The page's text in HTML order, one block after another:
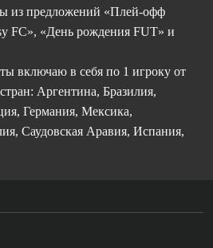
из предложений «Плей-офф
FC», «День рождения FUT» и
включаю в себя по 1 игроку от
Аргентина, Бразилия,
Германия, Мексика,
Саудовская Аравия, Испания,